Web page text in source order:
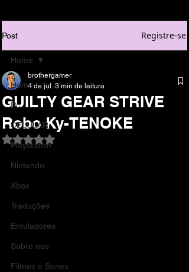
Post Registre-se
Home
Pc
CELULAR
Playstation
Nintendo
Xbox
Traduções
Emuladores
Sobre nos
Filmes e Series
Home
GUILTY GEAR STRIVE
Robo Ky-TENOKE
brothergamer
4 de jul. 3 min de leitura
Avaliado com NaN de 5 estrelas.